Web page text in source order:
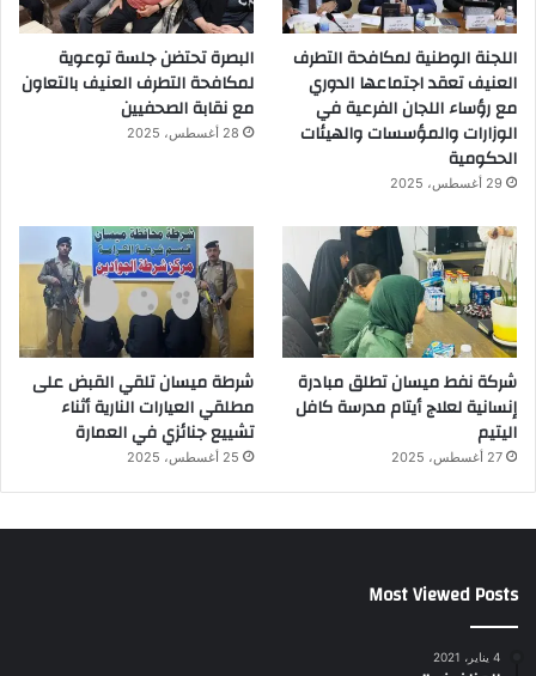
اللجنة الوطنية لمكافحة التطرف
العنيف تعقد اجتماعها الدوري
مع رؤساء اللجان الفرعية في
الوزارات والمؤسسات والهيئات
الحكومية
29 أغسطس، 2025
البصرة تحتضن جلسة توعوية
لمكافحة التطرف العنيف بالتعاون
مع نقابة الصحفيين
28 أغسطس، 2025
شركة نفط ميسان تطلق مبادرة
إنسانية لعلاج أيتام مدرسة كافل
اليتيم
27 أغسطس، 2025
شرطة ميسان تلقي القبض على
مطلقي العيارات النارية أثناء
تشييع جنائزي في العمارة
25 أغسطس، 2025
Most Viewed Posts
4 يناير، 2021